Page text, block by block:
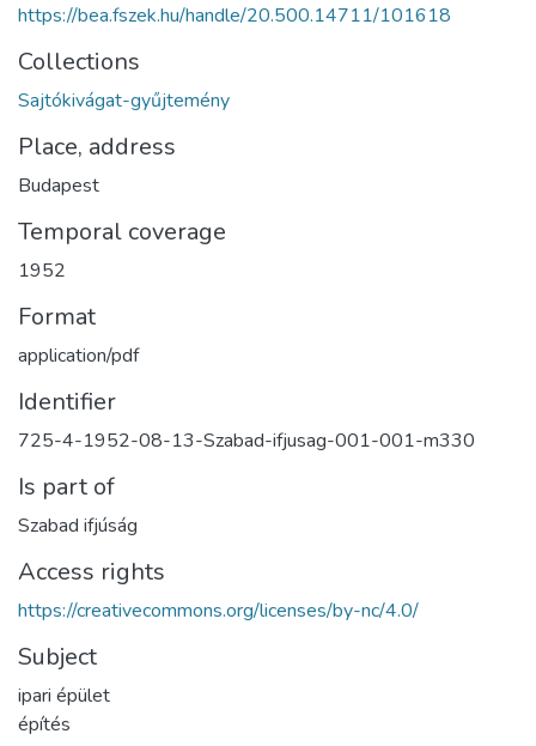
https://bea.fszek.hu/handle/20.500.14711/101618
Collections
Sajtókivágat-gyűjtemény
Place, address
Budapest
Temporal coverage
1952
Format
application/pdf
Identifier
725-4-1952-08-13-Szabad-ifjusag-001-001-m330
Is part of
Szabad ifjúság
Access rights
https://creativecommons.org/licenses/by-nc/4.0/
Subject
ipari épület
építés